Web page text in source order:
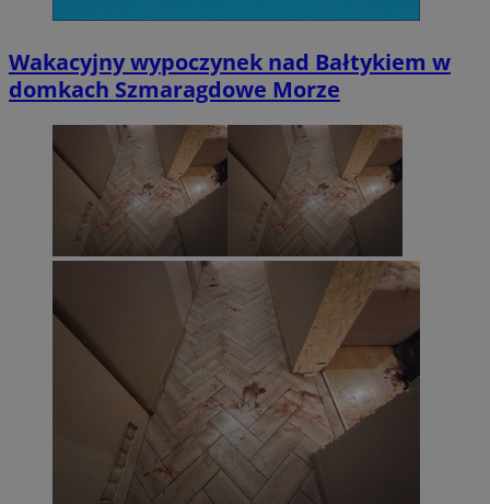
Wakacyjny wypoczynek nad Bałtykiem w
domkach Szmaragdowe Morze